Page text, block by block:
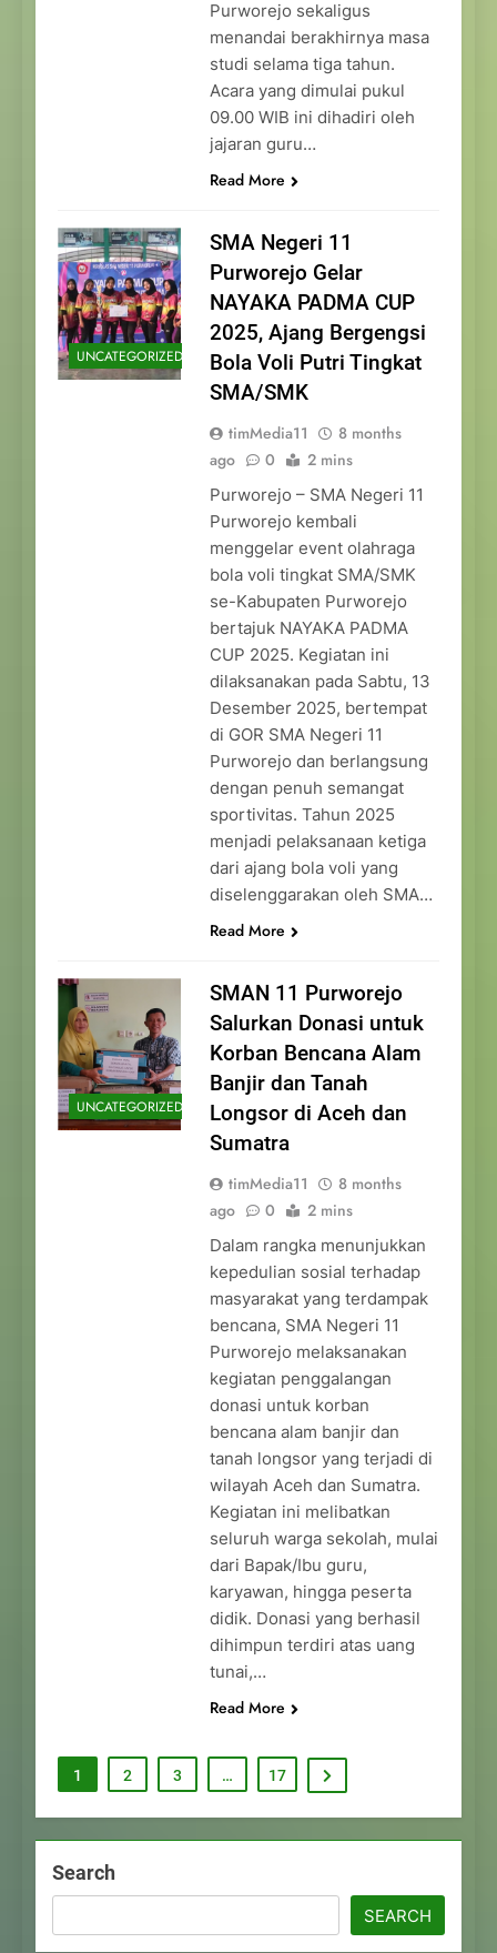
Purworejo sekaligus
menandai berakhirnya masa
studi selama tiga tahun.
Acara yang dimulai pukul
09.00 WIB ini dihadiri oleh
jajaran guru…
Read More
UNCATEGORIZED
SMA Negeri 11
Purworejo Gelar
NAYAKA PADMA CUP
2025, Ajang Bergengsi
Bola Voli Putri Tingkat
SMA/SMK
timMedia11
8 months
ago
0 2 mins
Purworejo – SMA Negeri 11
Purworejo kembali
menggelar event olahraga
bola voli tingkat SMA/SMK
se-Kabupaten Purworejo
bertajuk NAYAKA PADMA
CUP 2025. Kegiatan ini
dilaksanakan pada Sabtu, 13
Desember 2025, bertempat
di GOR SMA Negeri 11
Purworejo dan berlangsung
dengan penuh semangat
sportivitas. Tahun 2025
menjadi pelaksanaan ketiga
dari ajang bola voli yang
diselenggarakan oleh SMA…
Read More
UNCATEGORIZED
SMAN 11 Purworejo
Salurkan Donasi untuk
Korban Bencana Alam
Banjir dan Tanah
Longsor di Aceh dan
Sumatra
timMedia11
8 months
ago
0 2 mins
Dalam rangka menunjukkan
kepedulian sosial terhadap
masyarakat yang terdampak
bencana, SMA Negeri 11
Purworejo melaksanakan
kegiatan penggalangan
donasi untuk korban
bencana alam banjir dan
tanah longsor yang terjadi di
wilayah Aceh dan Sumatra.
Kegiatan ini melibatkan
seluruh warga sekolah, mulai
dari Bapak/Ibu guru,
karyawan, hingga peserta
didik. Donasi yang berhasil
dihimpun terdiri atas uang
tunai,…
Read More
1 2 3 … 17
Search
SEARCH